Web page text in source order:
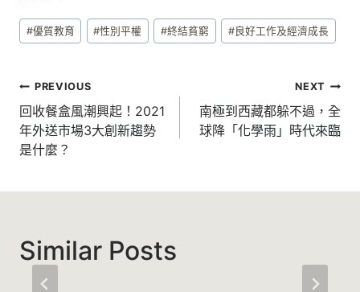
Post
Tags:
#優質教育 #性別平權 #終結貧窮 #良好工作及經濟成長
文
章
導
PREVIOUS
回收餐盒風潮興起！2021
年外送市場3大創新趨勢
是什麼？
NEXT
南極到西藏都躲不過，全
球降「化學雨」時代來臨
Similar Posts